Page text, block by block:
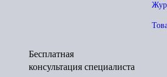
Бесплатная
консультация специалиста